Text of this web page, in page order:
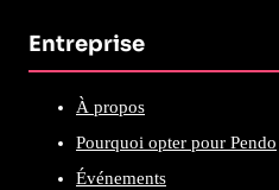
Entreprise
À propos
Pourquoi opter pour Pendo
Événements